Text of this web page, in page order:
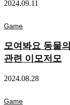
2024.09.11
Game
모여봐요 동물
관련 이모저모
2024.08.28
Game